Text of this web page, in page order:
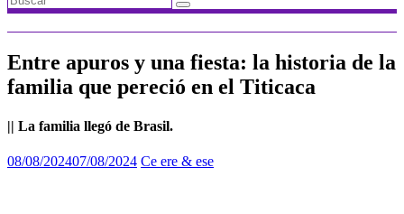
Entre apuros y una fiesta: la historia de la
familia que pereció en el Titicaca
|| La familia llegó de Brasil.
08/08/202407/08/2024 Ce ere & ese